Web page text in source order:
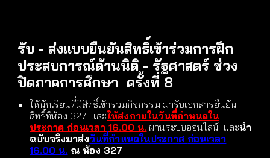
รับ - ส่งแบบยืนยันสิทธิ์เข้าร่วมการฝึก
ประสบการณ์ด้านนิติ - รัฐศาสตร์ ช่วง
ปิดภาคการศึกษา ครั้งที่ 8
ให้นักเรียนที่มีสิทธิ์เข้าร่วมกิจกรรม มารับเอกสารยืนยัน
สิทธิ์ที่ห้อง 327 และให้ส่งภายในวันที่กำหนดใน
ประกาศ ก่อนเวลา 16.00 น. ผ่านระบบออนไลน์ และนำ
ฉบับจริงมาส่งวันที่กำหนดในประกาศก่อนเวลา
16.00 น. ณ ห้อง 327